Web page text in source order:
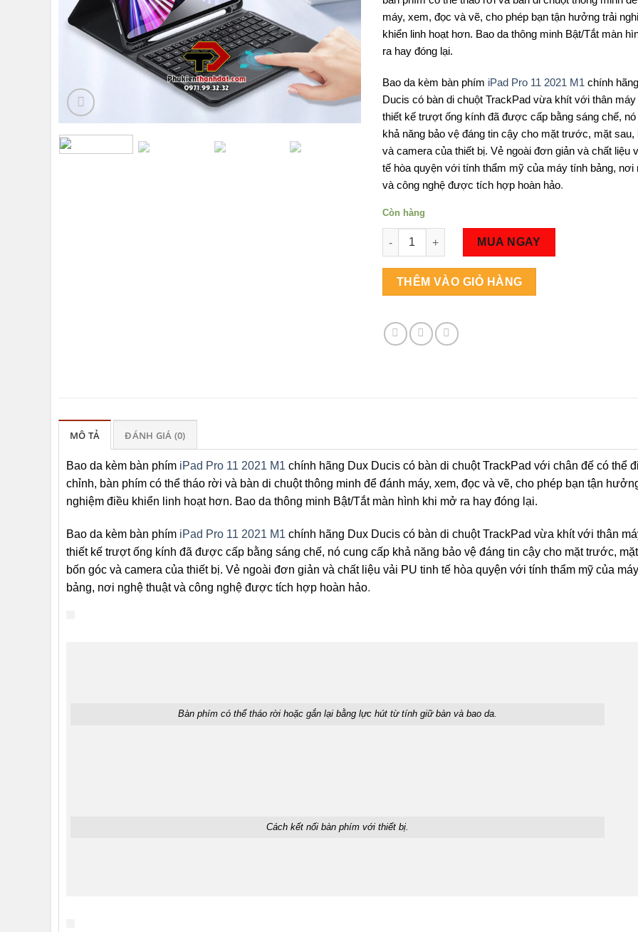
890,000₫.
máy, xem, đọc và vẽ, cho phép bạn tận hưởng trải
khiển linh hoạt hơn. Bao da thông minh Bật/Tắt màn
ra hay đóng lại.
Bao da kèm bàn phím iPad Pro 11 2021 M1 chính
Ducis có bàn di chuột TrackPad vừa khít với thân
thiết kế trượt ống kính đã được cấp bằng sáng chế,
khả năng bảo vệ đáng tin cậy cho mặt trước, mặt sau,
và camera của thiết bị. Vẻ ngoài đơn giản và chất liệu
tế hòa quyện với tính thẩm mỹ của máy tính bảng, nơi
và công nghệ được tích hợp hoàn hảo.
Còn hàng
Số lượng
MUA NGAY
THÊM VÀO GIỎ HÀNG
MÔ TẢ ĐÁNH GIÁ (0)
Bao da kèm bàn phím iPad Pro 11 2021 M1 chính hãng Dux Ducis có bàn di chuột TrackPad với chân đế có thể
chỉnh, bàn phím có thể tháo rời và bàn di chuột thông minh để đánh máy, xem, đọc và vẽ, cho phép bạn tận
nghiệm điều khiển linh hoạt hơn. Bao da thông minh Bật/Tắt màn hình khi mở ra hay đóng lại.
Bao da kèm bàn phím iPad Pro 11 2021 M1 chính hãng Dux Ducis có bàn di chuột TrackPad vừa khít với thân
thiết kế trượt ống kính đã được cấp bằng sáng chế, nó cung cấp khả năng bảo vệ đáng tin cậy cho mặt trước,
bốn góc và camera của thiết bị. Vẻ ngoài đơn giản và chất liệu vải PU tinh tế hòa quyện với tính thẩm mỹ của
bảng, nơi nghệ thuật và công nghệ được tích hợp hoàn hảo.
Bàn phím có thể tháo rời hoặc gắn lại bằng lực hút từ tính giữ bàn và bao da.
Cách kết nối bàn phím với thiết bị.